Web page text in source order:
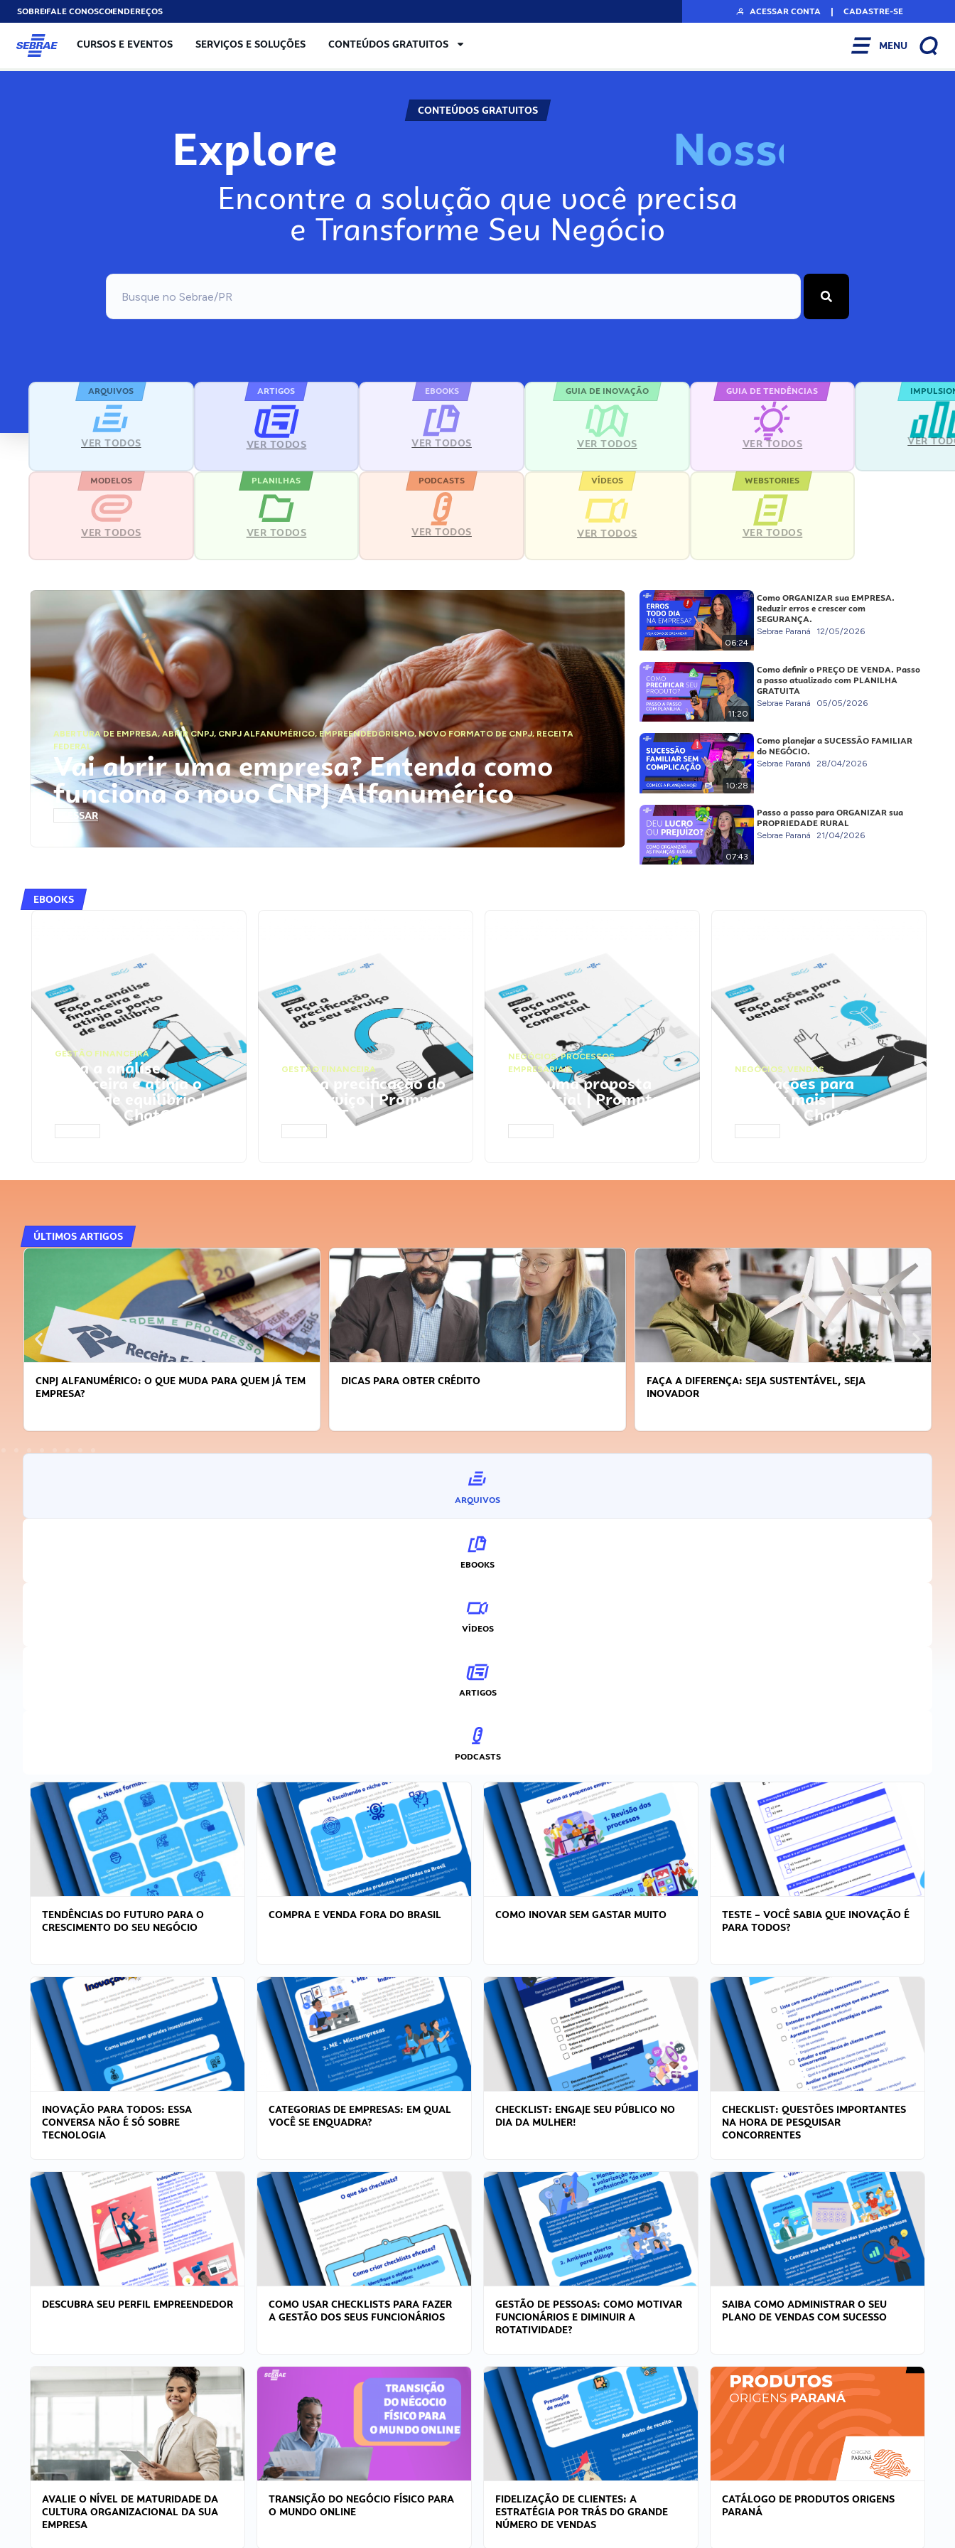
SOBREFALE CONOSCOENDEREÇOS ACESSAR CONTA | CADASTRE-SE
CURSOS E EVENTOS SERVIÇOS E SOLUÇÕES CONTEÚDOS GRATUITOS MENU
CONTEÚDOS GRATUITOS
Explore No
Encontre a solução que você precisa
e Transforme Seu Negócio
ARQUIVOS
VER TODOS
ARTIGOS
VER TODOS
EBOOKS
VER TODOS
GUIA DE INOVAÇÃO
VER TODOS
GUIA DE TENDÊNCIAS
VER TODOS VER
MODELOS
VER TODOS
PLANILHAS
VER TODOS
PODCASTS
VER TODOS
VÍDEOS
VER TODOS
WEBSTORIES
VER TODOS
ABERTURA DE EMPRESA,ABRIR CNPJ, CNPJ ALFANUMÉRICO, EMPREENDEDORISMO,NOVO FORMATO DE CNPJ,RECEITA
FEDERAL
Vai abrir uma empresa? Entenda como
funciona o novo CNPJ Alfanumérico
ACESSAR
06:24
Como ORGANIZAR sua EMPRESA.
Reduzir erros e crescer com
SEGURANÇA.
Sebrae Paraná 12/05/2026
11:20
Como definir o PREÇO DE VENDA. Passo
a passo atualizado com PLANILHA
GRATUITA
Sebrae Paraná 05/05/2026
10:28
Como planejar a SUCESSÃO FAMILIAR
do NEGÓCIO.
Sebrae Paraná 28/04/2026
07:43
Passo a passo para ORGANIZAR sua
PROPRIEDADE RURAL
Sebrae Paraná 21/04/2026
EBOOKS
GESTÃO FINANCEIRA
Faça a análise
financeira e atinja o
ponto de equilíbrio |
Prompts ChatGPT
GESTÃO FINANCEIRA
Faça a precificação do
seu serviço | Prompts
ChatGPT
NEGÓCIOS,PROCESSOS
EMPRESARIAIS
Faça uma proposta
comercial | Prompts
ChatGPT
NEGÓCIOS, VENDAS
Faça ações para
vender mais |
Prompts ChatGPT
ÚLTIMOS ARTIGOS
DICAS PARA OBTER CRÉDITO
FAÇA A DIFERENÇA: SEJA SUSTENTÁVEL, SEJA
APRENDA A GERENCIAR O SEU TEMPO
ARQUIVOS
EBOOKS
VÍDEOS
ARTIGOS
PODCASTS
TENDÊNCIAS DO FUTURO PARA O
CRESCIMENTO DO SEU NEGÓCIO
COMPRA E VENDA FORA DO BRASIL COMO INOVAR SEM GASTAR MUITO
TESTE – VOCÊ SABIA QUE INOVAÇÃO É
PARA TODOS?
INOVAÇÃO PARA TODOS: ESSA
CONVERSA NÃO É SÓ SOBRE
TECNOLOGIA
CATEGORIAS DE EMPRESAS: EM QUAL
VOCÊ SE ENQUADRA?
CHECKLIST: ENGAJE SEU PÚBLICO NO
DIA DA MULHER!
CHECKLIST: QUESTÕES IMPORTANTES
NA HORA DE PESQUISAR
CONCORRENTES
DESCUBRA SEU PERFIL EMPREENDEDOR
COMO USAR CHECKLISTS PARA FAZER
A GESTÃO DOS SEUS FUNCIONÁRIOS
GESTÃO DE PESSOAS: COMO MOTIVAR
FUNCIONÁRIOS E DIMINUIR A
ROTATIVIDADE?
SAIBA COMO ADMINISTRAR O SEU
PLANO DE VENDAS COM SUCESSO
AVALIE O NÍVEL DE MATURIDADE DA
CULTURA ORGANIZACIONAL DA SUA
EMPRESA
TRANSIÇÃO DO NEGÓCIO FÍSICO PARA
O MUNDO ONLINE
FIDELIZAÇÃO DE CLIENTES: A
ESTRATÉGIA POR TRÁS DO GRANDE
NÚMERO DE VENDAS
CATÁLOGO DE PRODUTOS ORIGENS
PARANÁ